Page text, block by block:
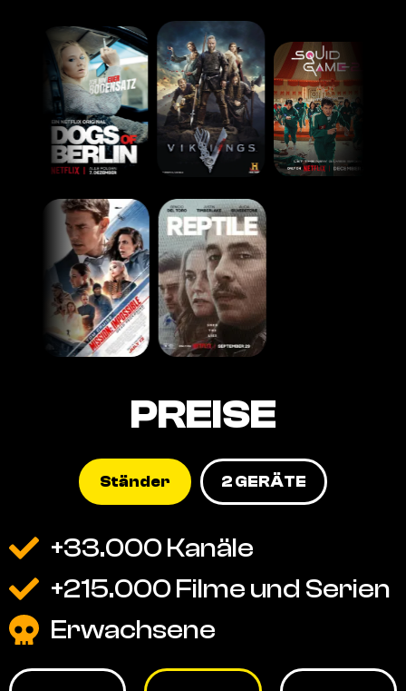
PREISE
Ständer 2 GERÄTE
+33.000 Kanäle
+215.000 Filme und Serien
Erwachsene